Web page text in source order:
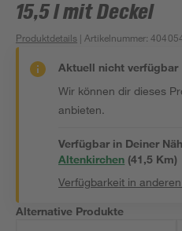
15,5 l mit Deckel
Produktdetails | Artikelnummer:
Aktuell nicht verfügbar
Wir können dir dieses
anbieten.
Verfügbar in Deiner
Altenkirchen (41,5 Km)
Verfügbarkeit in
Alternative Produkte